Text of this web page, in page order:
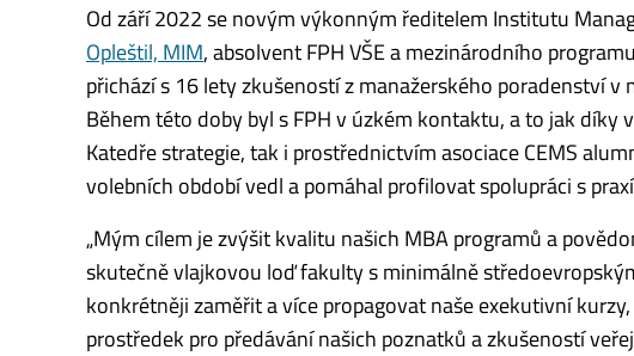
Od září 2022 se novým výkonným ředitelem Institutu
Opleštil, MIM, absolvent FPH VŠE a mezinárodního programu
přichází s 16 lety zkušeností z manažerského poradenství v
Během této doby byl s FPH v úzkém kontaktu, a to jak díky
Katedře strategie, tak i prostřednictvím asociace CEMS
volebních období vedl a pomáhal profilovat spolupráci s
„Mým cílem je zvýšit kvalitu našich MBA programů a
skutečně vlajkovou loď fakulty s minimálně
konkrétněji zaměřit a více propagovat naše exekutivní
prostředek pro předávání našich poznatků a zkušeností